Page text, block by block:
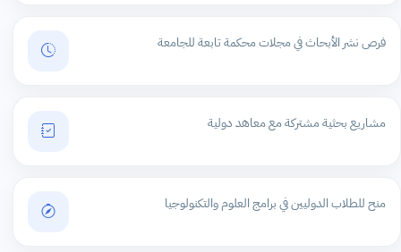
فرص نشر الأبحاث في مجلات محكمة تابعة للجامعة
مشاريع بحثية مشتركة مع معاهد دولية
منح للطلاب الدوليين في برامج العلوم والتكنولوجيا